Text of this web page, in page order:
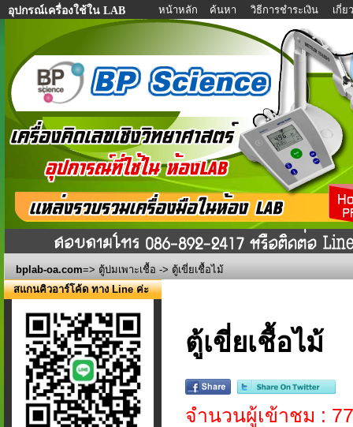
อุปกรณ์เครื่องใช้ใน LAB หน้าหลัก ค้นหา วิธีการชำระเงิน เกี่ย
bplab-oa.com=> ตู้บ่มเพาะเชื้อ -> ตู้เขี่ยเชื้อไม้
สแกนคิวอาร์โค้ด ทาง Line ค่ะ
ตู้เขี่ยเชื้อไม้
จำนวนผู้เข้าชม :